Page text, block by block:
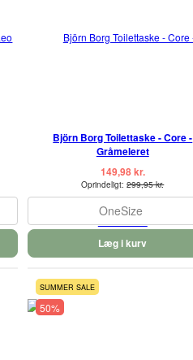
Björn Borg Toilettaske - Core -
Gråmeleret
149,98 kr.
Oprindeligt:299,95 kr.
OneSize
Læg i kurv
SUMMER SALE
50%